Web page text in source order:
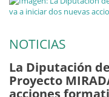
NOTICIAS
La Diputación
Proyecto
acciones